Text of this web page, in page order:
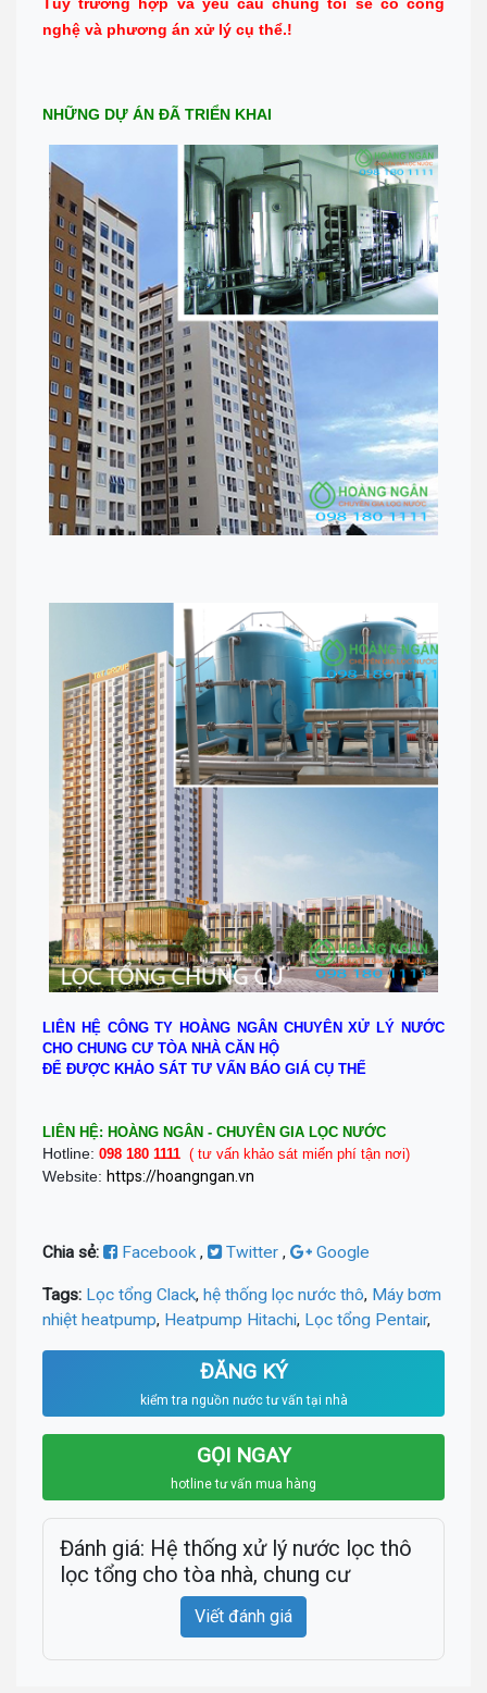
Chỉ đường
Tùy trường hợp và yêu cầu chúng tôi sẽ có công
nghệ và phương án xử lý cụ thể.!
NHỮNG DỰ ÁN ĐÃ TRIỂN KHAI
LIÊN HỆ CÔNG TY HOÀNG NGÂN CHUYÊN XỬ LÝ NƯỚC
CHO CHUNG CƯ TÒA NHÀ CĂN HỘ
ĐỂ ĐƯỢC KHẢO SÁT TƯ VẤN BÁO GIÁ CỤ THẾ
LIÊN HỆ: HOÀNG NGÂN - CHUYÊN GIA LỌC NƯỚC
Hotline: 098 180 1111 ( tư vấn khảo sát miến phí tận nơi)
Website: https://hoangngan.vn
Chia sẻ: Facebook, Twitter , Google
Tags: Lọc tổng Clack, hệ thống lọc nước thô, Máy bơm
nhiệt heatpump, Heatpump Hitachi, Lọc tổng Pentair,
ĐĂNG KÝ
kiểm tra nguồn nước tư vấn tại nhà
GỌI NGAY
hotline tư vấn mua hàng
Đánh giá: Hệ thống xử lý nước lọc thô
lọc tổng cho tòa nhà, chung cư
Viết đánh giá